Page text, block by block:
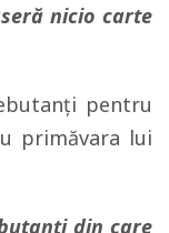
nicio carte
pentru
primăvara lui
din care